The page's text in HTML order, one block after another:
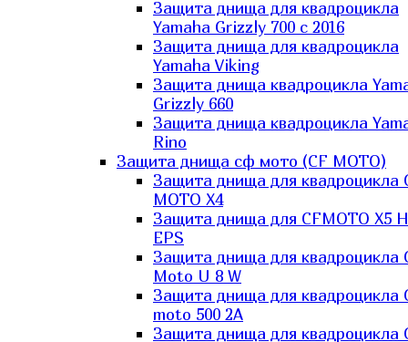
Защита днища для квадроцикла
Yamaha Grizzly 700 с 2016
Защита днища для квадроцикла
Yamaha Viking
Защита днища квадроцикла
Grizzly 660
Защита днища квадроцикла
Rino
Защита днища сф мото (CF MOTO)
Защита днища для квадроцикла
MOTO X4
Защита днища для CFMOTO X5
EPS
Защита днища для квадроцикла
Moto U 8 W
Защита днища для квадроцикла
moto 500 2A
Защита днища для квадроцикла